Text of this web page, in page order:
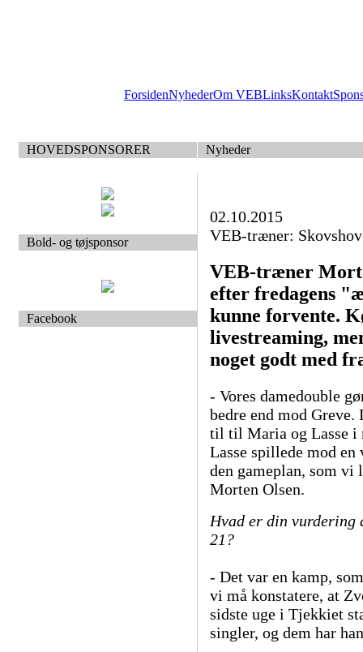
ForsidenNyhederOm VEBLinksKontakt
HOVEDSPONSORER Nyheder
Bold- og tøjsponsor
Facebook
02.10.2015
VEB-træner:
VEB-træner
efter fredagens
kunne forvente.
livestreaming,
noget godt med
- Vores damedouble
bedre end mod Greve.
til til Maria og Lasse i
Lasse spillede mod en
den gameplan, som vi
Morten Olsen.
Hvad er din vurdering
21?
- Det var en kamp,
vi må konstatere, at
sidste uge i Tjekkiet
singler, og dem har